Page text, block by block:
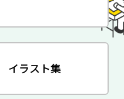
イラスト集